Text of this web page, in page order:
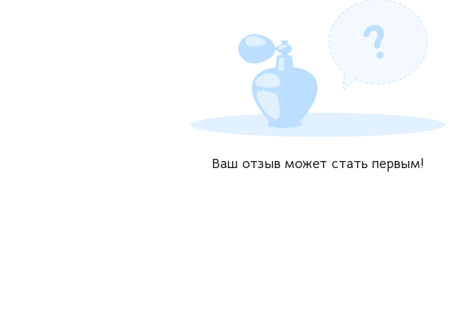
Ваш отзыв может стать первым!